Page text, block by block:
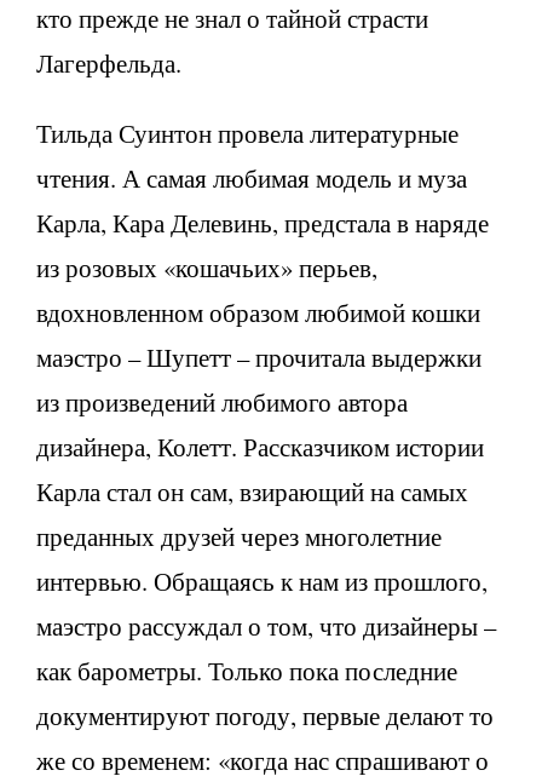
кто прежде не знал о тайной страсти
Лагерфельда.
Тильда Суинтон провела литературные
чтения. А самая любимая модель и муза
Карла, Кара Делевинь, предстала в наряде
из розовых «кошачьих» перьев,
вдохновленном образом любимой кошки
маэстро – Шупетт – прочитала выдержки
из произведений любимого автора
дизайнера, Колетт. Рассказчиком истории
Карла стал он сам, взирающий на самых
преданных друзей через многолетние
интервью. Обращаясь к нам из прошлого,
маэстро рассуждал о том, что дизайнеры –
как барометры. Только пока последние
документируют погоду, первые делают то
же со временем: «когда нас спрашивают о